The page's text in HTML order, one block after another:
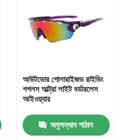
আউটডোর পোলারাইজড রাইডিং
গগলস আল্ট্রা লাইট বর্ডারলেস
আইওয়্যার
অনুসন্ধান পাঠান